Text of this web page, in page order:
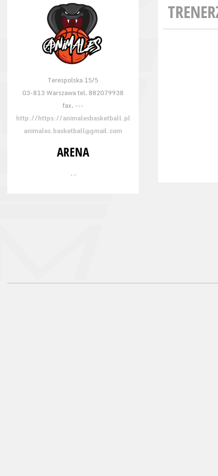
Terespolska 15/5
03-813 Warszawa tel. 882079938
fax. ---
http://https://animalesbasketball.pl
animales.basketball@gmail.com
ARENA
, ,